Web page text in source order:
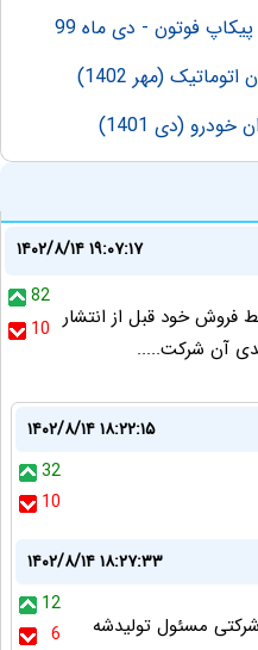
فوتون - دی ماه 99
(مهر 1402)
(دی 1401)
۱۴۰۲/۸/۱۴ ۱۹:۰۷:۱۷
82
10 فروش خود قبل از انتشار
آن شرکت.....
۱۴۰۲/۸/۱۴ ۱۸:۲۲:۱۵
32
10
۱۴۰۲/۸/۱۴ ۱۸:۲۷:۳۳
12
6
مسئول تولیدشه